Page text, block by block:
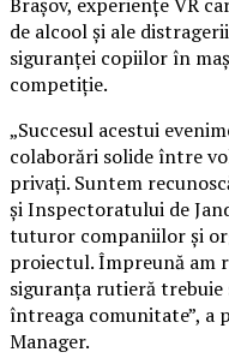
de alcool și ale
siguranței copiilor în
competiție.
„Succesul acestui
colaborări solide între
privați. Suntem
și Inspectoratului de
tuturor companiilor și
proiectul. Împreună am
siguranța rutieră
întreaga comunitate”, a
Manager.